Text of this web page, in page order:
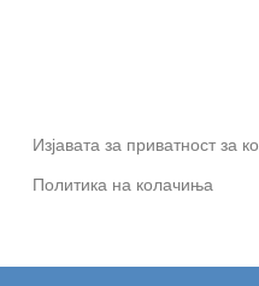
Изјавата за приватност за
Политика на колачиња